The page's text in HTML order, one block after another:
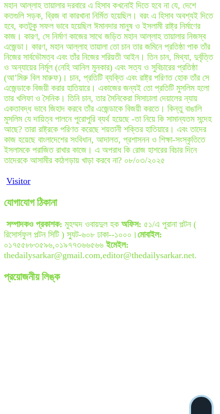
মহান আল্লাহ তায়ালার দরবারে এ হিসাব কখনোই দিতে হবে না যে, দেশে
কতগুলি সড়ক, ব্রিজ বা কারখানা নির্মিত হয়েছিল। বরং এ হিসাব অবশ্যই দিতে
হবে, কতটুকু সফল ভাবে হয়েছিল ঈমানদার মানুষ ও ইসলামী রাষ্ট্র নির্মাণের
কাজ। কারণ, সে নির্মাণ কাজের সাথে জড়িত মহান আল্লাহ তায়ালার নিজস্ব
এজেন্ডা। কারণ, মহান আল্লাহ তায়ালা তো চান তার জমিনে প্রতিষ্ঠা পাক তাঁর
নিজের সার্বভৌমত্ব এবং তাঁর নিজের শরিয়তী আইন। তিন চান, মিথ্যা, দুর্বৃত্তি
ও অন্যায়ের নির্মূল (নেহি আনিল মুনকার) এবং সত্য ও সুবিচারের প্রতিষ্ঠা
(আ’মিরু বিল মারুফ)। চান, প্রতিটি ব্যক্তি এবং রাষ্ট্র পরিণত হোক তাঁর সে
এজেন্ডাকে বিজয়ী করার হাতিয়ারে। একাজের জন্যই তো প্রতিটি মুসলিম হলো
তার খলিফা ও সৈনিক। তিনি চান, তার সৈনিকেরা সিসাঢালা দেয়ালের ন্যায়
একতাবদ্ধ ভাবে জিহাদ করবে তাঁর এজেন্ডাকে বিজয়ী করতে। কিন্তু বাঙালি
মুসলিম যে দায়িত্ব পালনে পুরোপুরি ব্যর্থ হয়েছে -তা নিয়ে কি সামান্যতম সন্দেহ
আছে? তারা রাষ্ট্রকে পরিণত করেছে শয়তানী শক্তির হাতিয়ারে। এবং তাদের
কাজ হয়েছে বাংলাদেশের সংবিধান, আদালত, প্রশাসনন ও শিক্ষা-সংস্কৃতিতে
ইসলামকে পরাজিত রাখার কাজে। এ অপরাধ কি রোজ হাশরের বিচার দিনে
তাদেরকে আসামীর কাঠগড়ায় খাড়া করবে না? ০৮/০৩/২০২৫
Visitor
যোগাযোগ ঠিকানা
সম্পাদকও প্রকাশক: মুহম্মদ ওবায়দুল হক অফিস: ৫১/এ পুরানা পল্টন (
রিসোর্সফুল পল্টন সিটি ) স্যুট-৬০৮ ঢাকা--১০০০। মোবাইল:
০১৭৫৫৮৮৩৫৯৬,০১৯৭৭৩৬৬৫৬৬ ইমেইল:
thedailysarkar@gmail.com,editor@thedailysarkar.net.
প্রয়োজনীয় লিঙ্ক